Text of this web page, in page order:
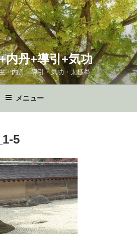
内丹+導引+気功
・内丹・導引・気功・太極拳
メニュー
5